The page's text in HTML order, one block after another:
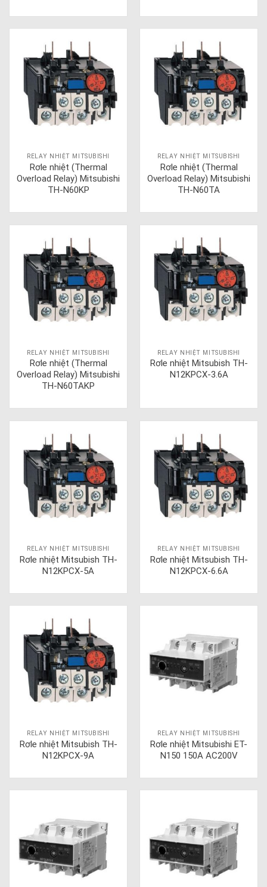
RELAY NHIỆT MITSUBISHI
Rơle nhiệt (Thermal
Overload Relay) Mitsubishi
TH-N60KP
RELAY NHIỆT MITSUBISHI
Rơle nhiệt (Thermal
Overload Relay) Mitsubishi
TH-N60TA
RELAY NHIỆT MITSUBISHI
Rơle nhiệt (Thermal
Overload Relay) Mitsubishi
TH-N60TAKP
RELAY NHIỆT MITSUBISHI
Rơle nhiệt Mitsubish TH-
N12KPCX-3.6A
RELAY NHIỆT MITSUBISHI
Rơle nhiệt Mitsubish TH-
N12KPCX-5A
RELAY NHIỆT MITSUBISHI
Rơle nhiệt Mitsubish TH-
N12KPCX-6.6A
RELAY NHIỆT MITSUBISHI
Rơle nhiệt Mitsubish TH-
N12KPCX-9A
RELAY NHIỆT MITSUBISHI
Rơle nhiệt Mitsubishi ET-
N150 150A AC200V